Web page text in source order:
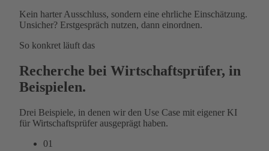
Kein harter Ausschluss, sondern eine ehrliche Einschätzung.
Unsicher? Erstgespräch nutzen, dann einordnen.
So konkret läuft das
Recherche bei Wirtschaftsprüfer, in
Beispielen.
Drei Beispiele, in denen wir den Use Case mit eigener KI
für Wirtschaftsprüfer ausgeprägt haben.
01